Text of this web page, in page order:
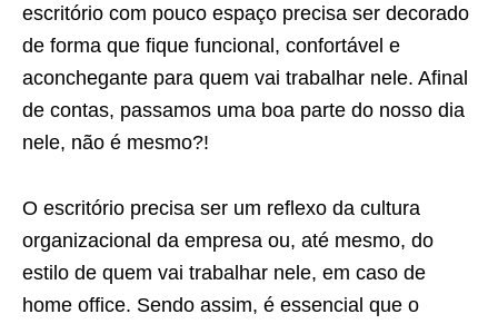
escritório com pouco espaço precisa ser decorado
de forma que fique funcional, confortável e
aconchegante para quem vai trabalhar nele. Afinal
de contas, passamos uma boa parte do nosso dia
nele, não é mesmo?!
O escritório precisa ser um reflexo da cultura
organizacional da empresa ou, até mesmo, do
estilo de quem vai trabalhar nele, em caso de
home office. Sendo assim, é essencial que o